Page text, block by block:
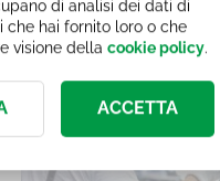
di analisi dei dati di
che hai fornito loro o che
visione della cookie policy.
ACCETTA